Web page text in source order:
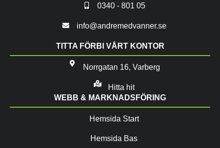
0340 - 801 05
info@andremedvanner.se
TITTA FÖRBI VÅRT KONTOR
Norrgatan 16, Varberg
Hitta hit
WEBB & MARKNADSFÖRING
Hemsida Start
Hemsida Bas